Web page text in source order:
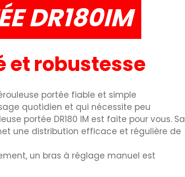
DR180IM
et robustesse
portée fiable et simple
quotidien et qui nécessite peu
portée DR180 IM est faite pour vous. Sa
une distribution efficace et régulière de
un bras à réglage manuel est